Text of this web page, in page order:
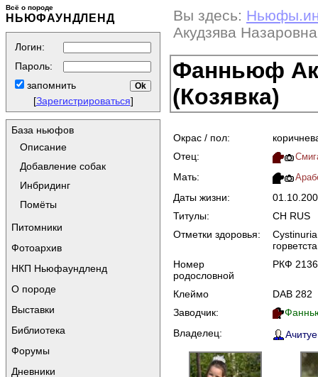
Всё о породе
НЬЮФАУНДЛЕНД
Логин:
Пароль:
запомнить
[Зарегистрироваться]
База ньюфов
Описание
Добавление собак
Инбридинг
Помёты
Питомники
Фотоархив
НКП Ньюфаундленд
О породе
Выставки
Библиотека
Форумы
Дневники
Вы здесь:
Акудзява Назаровна
Фанньюф
(Козявка)
Окрас / пол:
Отец:
Мать:
Даты жизни:
Титулы:
CH RUS
Отметки здоровья:
Номер
родословной
РКФ
Клеймо
DAB 282
Заводчик:
Владелец: